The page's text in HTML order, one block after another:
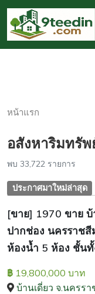
หน้าแรก
อสังหาริมทรัพ
พบ 33,722 รายการ
ประกาศมาใหม่ล่าสุด
[ขาย] 1970 ขาย
ปากช่อง นครราช
ห้องน้ำ 5 ห้อง ชั้น
฿ 19,800,000 บาท
บ้านเดี่ยว จ.นครร